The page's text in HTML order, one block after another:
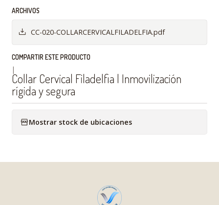
ARCHIVOS
CC-020-COLLARCERVICALFILADELFIA.pdf
COMPARTIR ESTE PRODUCTO
|
Collar Cervical Filadelfia | Inmovilización
rígida y segura
Mostrar stock de ubicaciones